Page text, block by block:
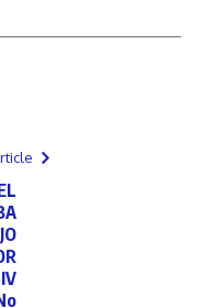
JO